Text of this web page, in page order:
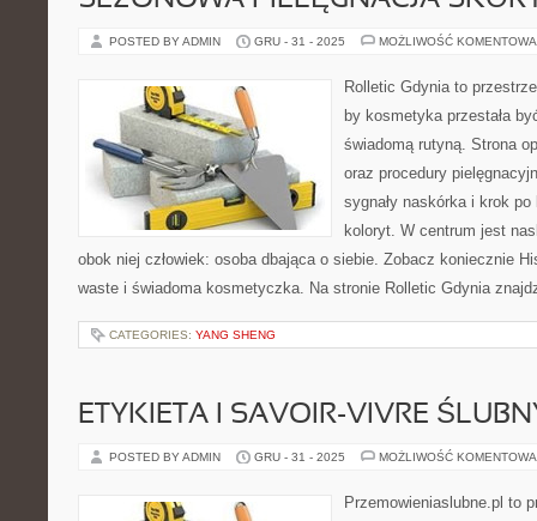
POSTED BY ADMIN GRU - 31 - 2025 MOŻLIWOŚĆ
Rolletic Gdynia to
by kosmetyka przestała
świadomą rutyną. Strona
oraz procedury
sygnały naskórka i krok po
koloryt. W centrum jest
obok niej człowiek: osoba dbająca o siebie. Zobacz koniecznie
waste i świadoma kosmetyczka. Na stronie Rolletic Gdynia
CATEGORIES: YANG SHENG
ETYKIETA I SAVOIR-VIVRE
POSTED BY ADMIN GRU - 31 - 2025 MOŻLIWOŚĆ
Przemowieniaslubne.pl to